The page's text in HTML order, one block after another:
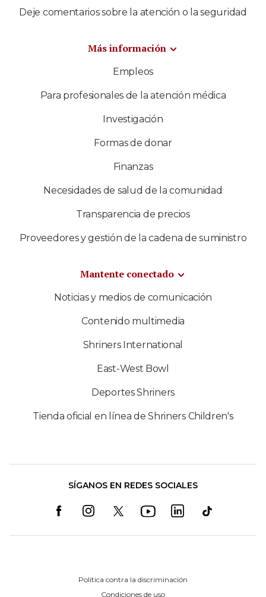
Deje comentarios sobre la atención o la seguridad
Más información
Empleos
Para profesionales de la atención médica
Investigación
Formas de donar
Finanzas
Necesidades de salud de la comunidad
Transparencia de precios
Proveedores y gestión de la cadena de suministro
Mantente conectado
Noticias y medios de comunicación
Contenido multimedia
Shriners International
East-West Bowl
Deportes Shriners
Tienda oficial en línea de Shriners Children's
SÍGANOS EN REDES SOCIALES
Política contra la discriminación
Condiciones de uso